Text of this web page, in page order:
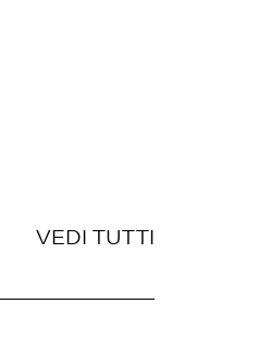
VEDI TUTTI